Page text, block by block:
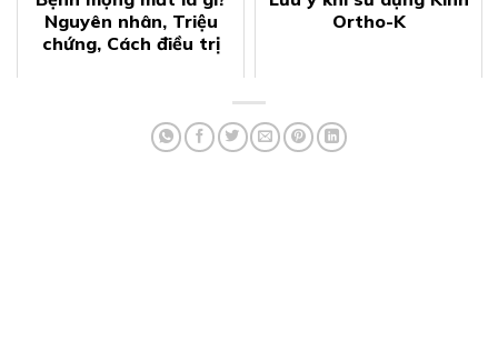
Nguyên nhân, Triệu
chứng, Cách điều trị
Ortho-K